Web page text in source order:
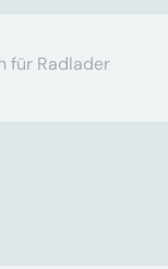
für Radlader